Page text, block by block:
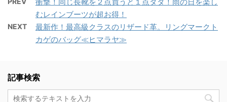
衝撃！同じ長靴を２点買うと１点タダ！雨の日を楽し
むレインブーツが超お得！
NEXT
最新作！最高級クラスのリザード革。リングマークト
カゲのバッグ≪ヒマラヤ≫
記事検索